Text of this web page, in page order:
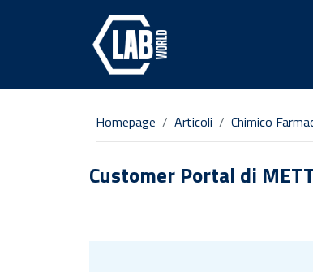
Homepage Articoli Chimico
Customer Portal di